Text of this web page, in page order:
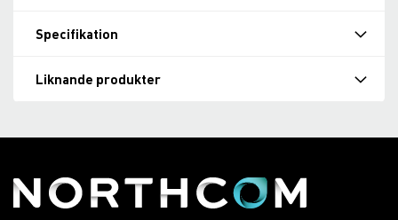
Specifikation
Liknande produkter